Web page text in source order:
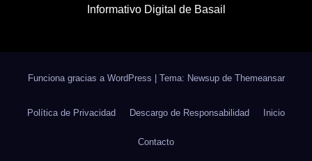
Informativo Digital de Basail
Funciona gracias a WordPress Tema: Newsup de Themeansar
Política de Privacidad Descargo de Responsabilidad Inicio
Contacto